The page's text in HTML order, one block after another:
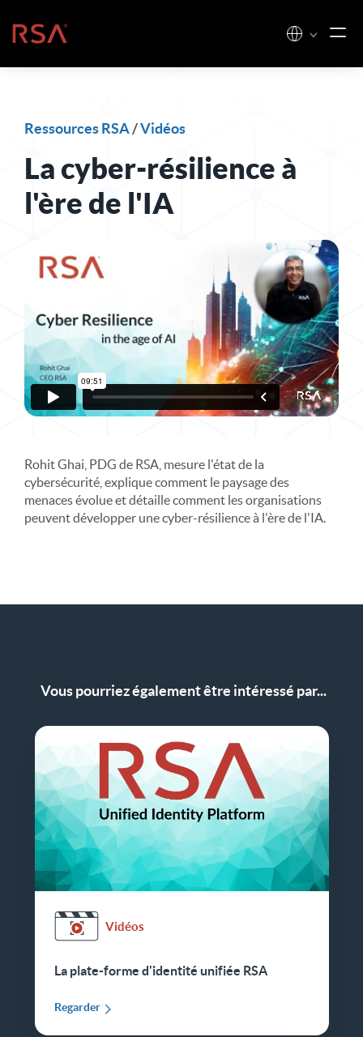
Accueil
Ressources RSA/Vidéos
La cyber-résilience à
l'ère de l'IA
Rohit Ghai, PDG de RSA, mesure l'état de la
cybersécurité, explique comment le paysage des
menaces évolue et détaille comment les organisations
peuvent développer une cyber-résilience à l'ère de l'IA.
Vous pourriez également être intéressé par...
Vidéos
La plate-forme d'identité unifiée RSA
Regarder